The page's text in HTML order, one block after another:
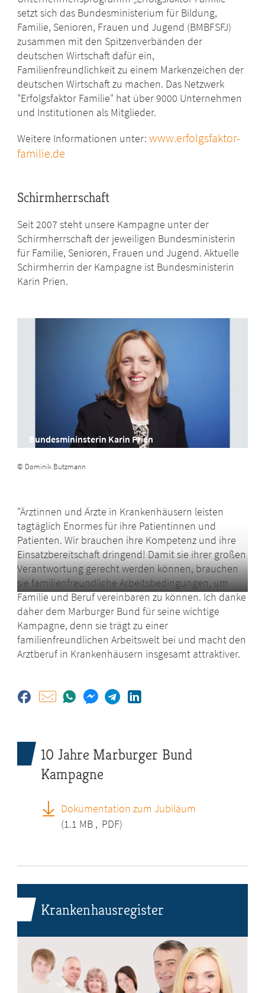
setzt sich das Bundesministerium für Bildung,
Familie, Senioren, Frauen und Jugend (BMBFSFJ)
zusammen mit den Spitzenverbänden der
deutschen Wirtschaft dafür ein,
Familienfreundlichkeit zu einem Markenzeichen der
deutschen Wirtschaft zu machen. Das Netzwerk
"Erfolgsfaktor Familie" hat über 9000 Unternehmen
und Institutionen als Mitglieder.
Weitere Informationen unter:www.erfolgsfaktor-
familie.de
Schirmherrschaft
Seit 2007 steht unsere Kampagne unter der
Schirmherrschaft der jeweiligen Bundesministerin
für Familie, Senioren, Frauen und Jugend. Aktuelle
Schirmherrin der Kampagne ist Bundesministerin
Karin Prien.
Bundesmininsterin Karin Prien
© Dominik Butzmann
"Ärztinnen und Ärzte in Krankenhäusern leisten
tagtäglich Enormes für ihre Patientinnen und
Patienten. Wir brauchen ihre Kompetenz und ihre
Einsatzbereitschaft dringend! Damit sie ihrer großen
Verantwortung gerecht werden können, brauchen
sie familienfreundliche Arbeitsbedingungen, um
Familie und Beruf vereinbaren zu können. Ich danke
daher dem Marburger Bund für seine wichtige
Kampagne, denn sie trägt zu einer
familienfreundlichen Arbeitswelt bei und macht den
Arztberuf in Krankenhäusern insgesamt attraktiver.
10 Jahre Marburger Bund
Kampagne
Dokumentation zum Jubiläum
(1.1 MB , PDF)
Krankenhausregister